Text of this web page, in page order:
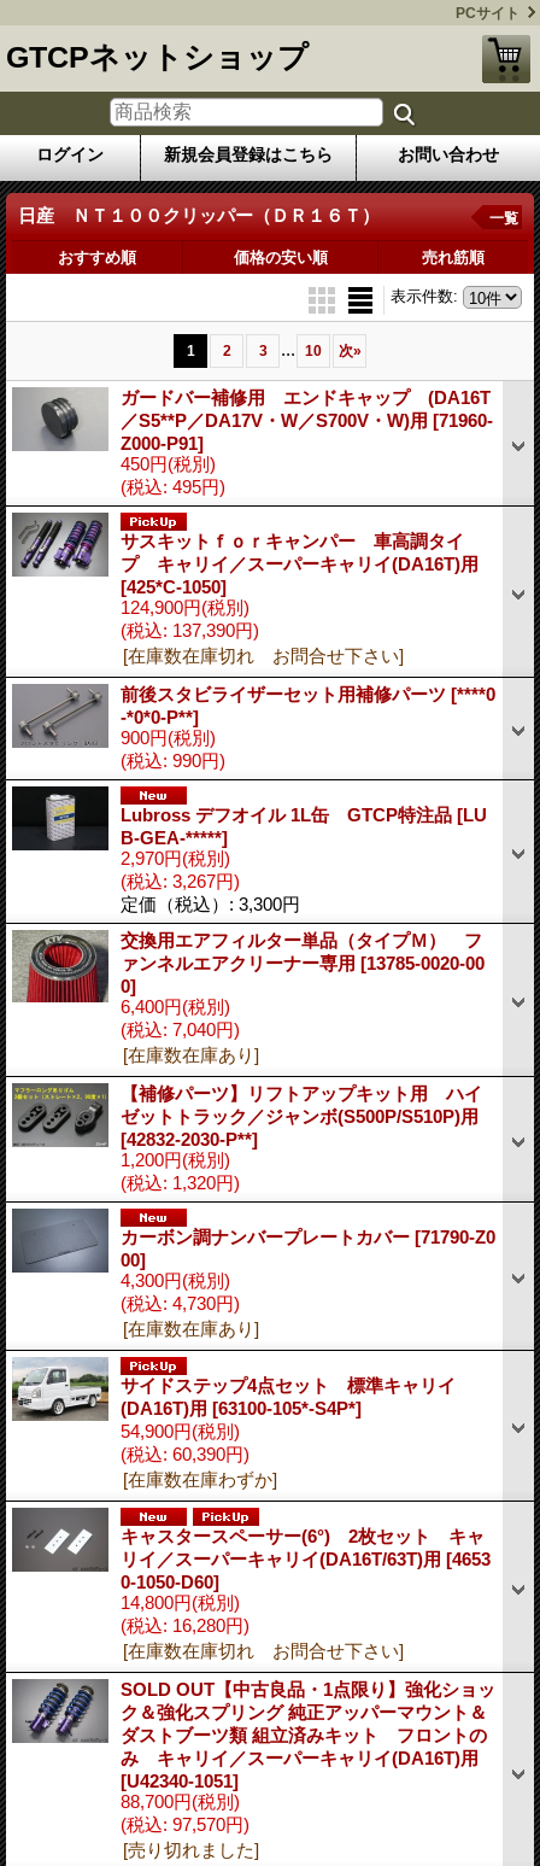
PCサイト
GTCPネットショップ
ログイン 新規会員登録はこちら お問い合わせ
日産 ＮＴ１００クリッパー（ＤＲ１６Ｔ） 一覧
おすすめ順 価格の安い順 売れ筋順
表示件数:
1 2 3 ... 10 次»
ガードバー補修用 エンドキャップ (DA16T
／S5**P／DA17V・W／S700V・W)用 [71960-
Z000-P91]
450円(税別)
(税込: 495円)
サスキットｆｏｒキャンパー 車高調タイ
プ キャリイ／スーパーキャリイ(DA16T)用
[425*C-1050]
124,900円(税別)
(税込: 137,390円)
[在庫数在庫切れ お問合せ下さい]
前後スタビライザーセット用補修パーツ [****0
-*0*0-P**]
900円(税別)
(税込: 990円)
Lubross デフオイル 1L缶 GTCP特注品 [LU
B-GEA-*****]
2,970円(税別)
(税込: 3,267円)
定価（税込） : 3,300円
交換用エアフィルター単品（タイプＭ） フ
ァンネルエアクリーナー専用 [13785-0020-00
0]
6,400円(税別)
(税込: 7,040円)
[在庫数在庫あり]
【補修パーツ】リフトアップキット用 ハイ
ゼットトラック／ジャンボ(S500P/S510P)用
[42832-2030-P**]
1,200円(税別)
(税込: 1,320円)
カーボン調ナンバープレートカバー [71790-Z0
00]
4,300円(税別)
(税込: 4,730円)
[在庫数在庫あり]
サイドステップ4点セット 標準キャリイ
(DA16T)用 [63100-105*-S4P*]
54,900円(税別)
(税込: 60,390円)
[在庫数在庫わずか]
キャスタースペーサー(6°) 2枚セット キャ
リイ／スーパーキャリイ(DA16T/63T)用 [4653
0-1050-D60]
14,800円(税別)
(税込: 16,280円)
[在庫数在庫切れ お問合せ下さい]
SOLD OUT【中古良品・1点限り】強化ショッ
ク＆強化スプリング 純正アッパーマウント＆
ダストブーツ類 組立済みキット フロントの
み キャリイ／スーパーキャリイ(DA16T)用
[U42340-1051]
88,700円(税別)
(税込: 97,570円)
[売り切れました]